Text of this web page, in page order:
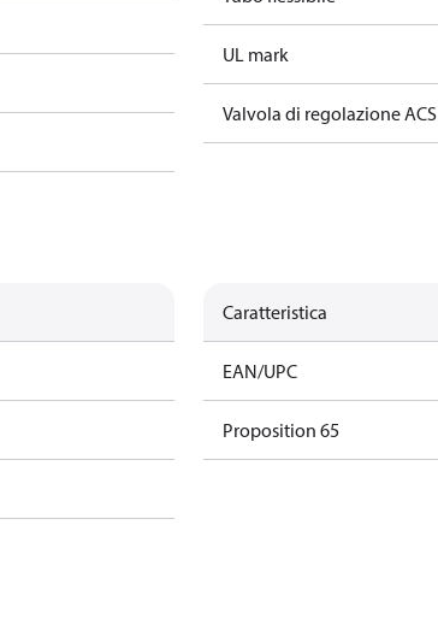
UL mark
Valvola di regolazione ACS
Caratteristica
EAN/UPC
Proposition 65